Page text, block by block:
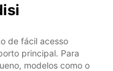
de fácil acesso
principal. Para
modelos como o